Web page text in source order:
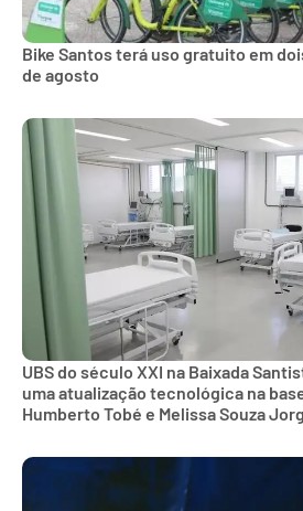
Bike Santos terá uso gratuito em
de agosto
UBS do século XXI na Baixada
uma atualização tecnológica na
Humberto Tobé e Melissa Souza